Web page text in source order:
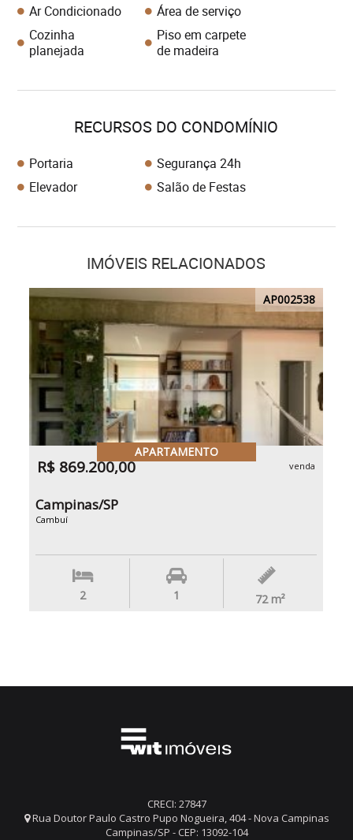
Ar Condicionado
Área de serviço
Cozinha
planejada
Piso em carpete
de madeira
RECURSOS DO CONDOMÍNIO
Portaria
Segurança 24h
Elevador
Salão de Festas
IMÓVEIS RELACIONADOS
AP002538
APARTAMENTO
R$ 869.200,00 venda
Campinas/SP
Cambuí
2 1 72 m²
CRECI: 27847
Rua Doutor Paulo Castro Pupo Nogueira, 404 - Nova Campinas
Campinas/SP - CEP: 13092-104